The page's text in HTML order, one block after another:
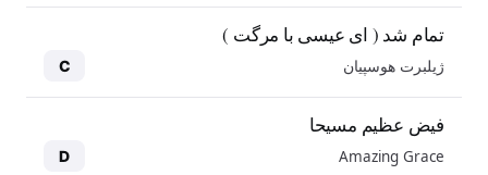
تمام شد ( ای عیسی با مرگت )
ژیلبرت هوسپیان C
فیض عظیم مسیحا
Amazing Grace
D